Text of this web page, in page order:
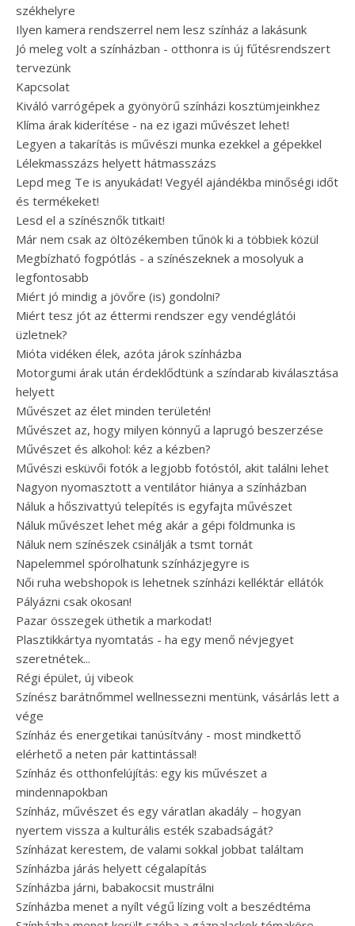
székhelyre
Ilyen kamera rendszerrel nem lesz színház a lakásunk
Jó meleg volt a színházban - otthonra is új fűtésrendszert
tervezünk
Kapcsolat
Kiváló varrógépek a gyönyörű színházi kosztümjeinkhez
Klíma árak kiderítése - na ez igazi művészet lehet!
Legyen a takarítás is művészi munka ezekkel a gépekkel
Lélekmasszázs helyett hátmasszázs
Lepd meg Te is anyukádat! Vegyél ajándékba minőségi időt
és termékeket!
Lesd el a színésznők titkait!
Már nem csak az öltözékemben tűnök ki a többiek közül
Megbízható fogpótlás - a színészeknek a mosolyuk a
legfontosabb
Miért jó mindig a jövőre (is) gondolni?
Miért tesz jót az éttermi rendszer egy vendéglátói
üzletnek?
Mióta vidéken élek, azóta járok színházba
Motorgumi árak után érdeklődtünk a színdarab kiválasztása
helyett
Művészet az élet minden területén!
Művészet az, hogy milyen könnyű a laprugó beszerzése
Művészet és alkohol: kéz a kézben?
Művészi esküvői fotók a legjobb fotóstól, akit találni lehet
Nagyon nyomasztott a ventilátor hiánya a színházban
Náluk a hőszivattyú telepítés is egyfajta művészet
Náluk művészet lehet még akár a gépi földmunka is
Náluk nem színészek csinálják a tsmt tornát
Napelemmel spórolhatunk színházjegyre is
Női ruha webshopok is lehetnek színházi kelléktár ellátók
Pályázni csak okosan!
Pazar összegek üthetik a markodat!
Plasztikkártya nyomtatás - ha egy menő névjegyet
szeretnétek...
Régi épület, új vibeok
Színész barátnőmmel wellnessezni mentünk, vásárlás lett a
vége
Színház és energetikai tanúsítvány - most mindkettő
elérhető a neten pár kattintással!
Színház és otthonfelújítás: egy kis művészet a
mindennapokban
Színház, művészet és egy váratlan akadály – hogyan
nyertem vissza a kulturális esték szabadságát?
Színházat kerestem, de valami sokkal jobbat találtam
Színházba járás helyett cégalapítás
Színházba járni, babakocsit mustrálni
Színházba menet a nyílt végű lízing volt a beszédtéma